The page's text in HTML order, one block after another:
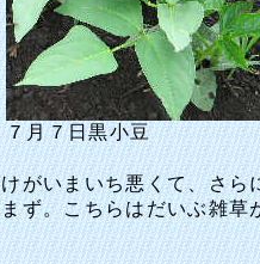
７月７日黒小豆
がいまいち悪くて、さら
ず。こちらはだいぶ雑草